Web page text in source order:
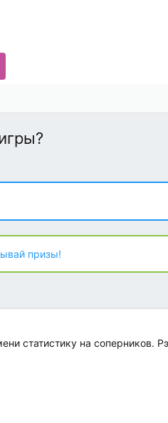
призы!
статистику на соперников.